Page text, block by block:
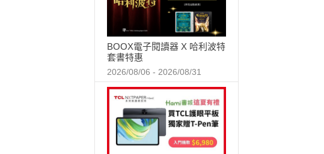
BOOX電子閱讀器 X 哈利波特
套書特惠
2026/08/06 - 2026/08/31